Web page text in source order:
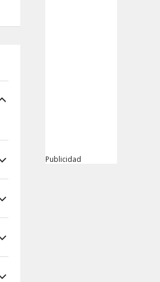
Publicidad